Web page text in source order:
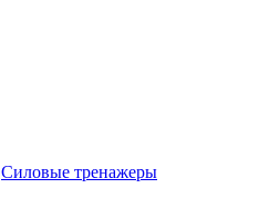
Силовые тренажеры